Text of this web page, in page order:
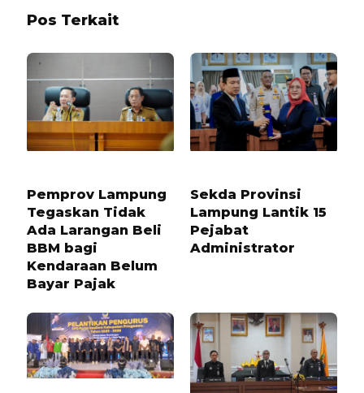
Pos Terkait
Pemprov Lampung
Tegaskan Tidak
Ada Larangan Beli
BBM bagi
Kendaraan Belum
Bayar Pajak
Sekda Provinsi
Lampung Lantik 15
Pejabat
Administrator